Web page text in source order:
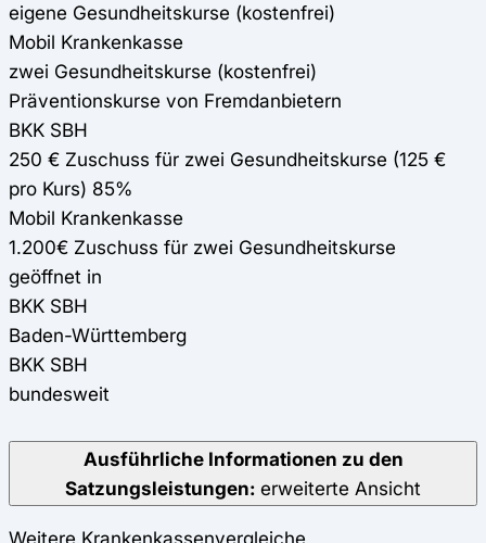
eigene Gesundheitskurse (kostenfrei)
Mobil Krankenkasse
zwei Gesundheitskurse (kostenfrei)
Präventionskurse von Fremdanbietern
BKK SBH
250 € Zuschuss für zwei Gesundheitskurse (125 €
pro Kurs) 85%
Mobil Krankenkasse
1.200€ Zuschuss für zwei Gesundheitskurse
geöffnet in
BKK SBH
Baden-Württemberg
BKK SBH
bundesweit
Ausführliche Informationen zu den
Satzungsleistungen: erweiterte Ansicht